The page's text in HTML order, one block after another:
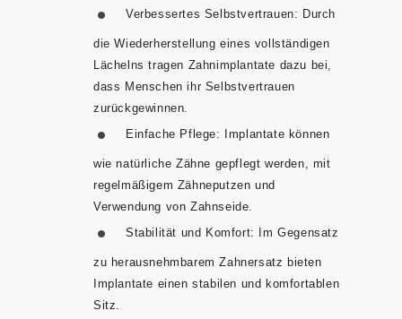
Verbessertes Selbstvertrauen: Durch
die Wiederherstellung eines vollständigen
Lächelns tragen Zahnimplantate dazu bei,
dass Menschen ihr Selbstvertrauen
zurückgewinnen.
Einfache Pflege: Implantate können
wie natürliche Zähne gepflegt werden, mit
regelmäßigem Zähneputzen und
Verwendung von Zahnseide.
Stabilität und Komfort: Im Gegensatz
zu herausnehmbarem Zahnersatz bieten
Implantate einen stabilen und komfortablen
Sitz.